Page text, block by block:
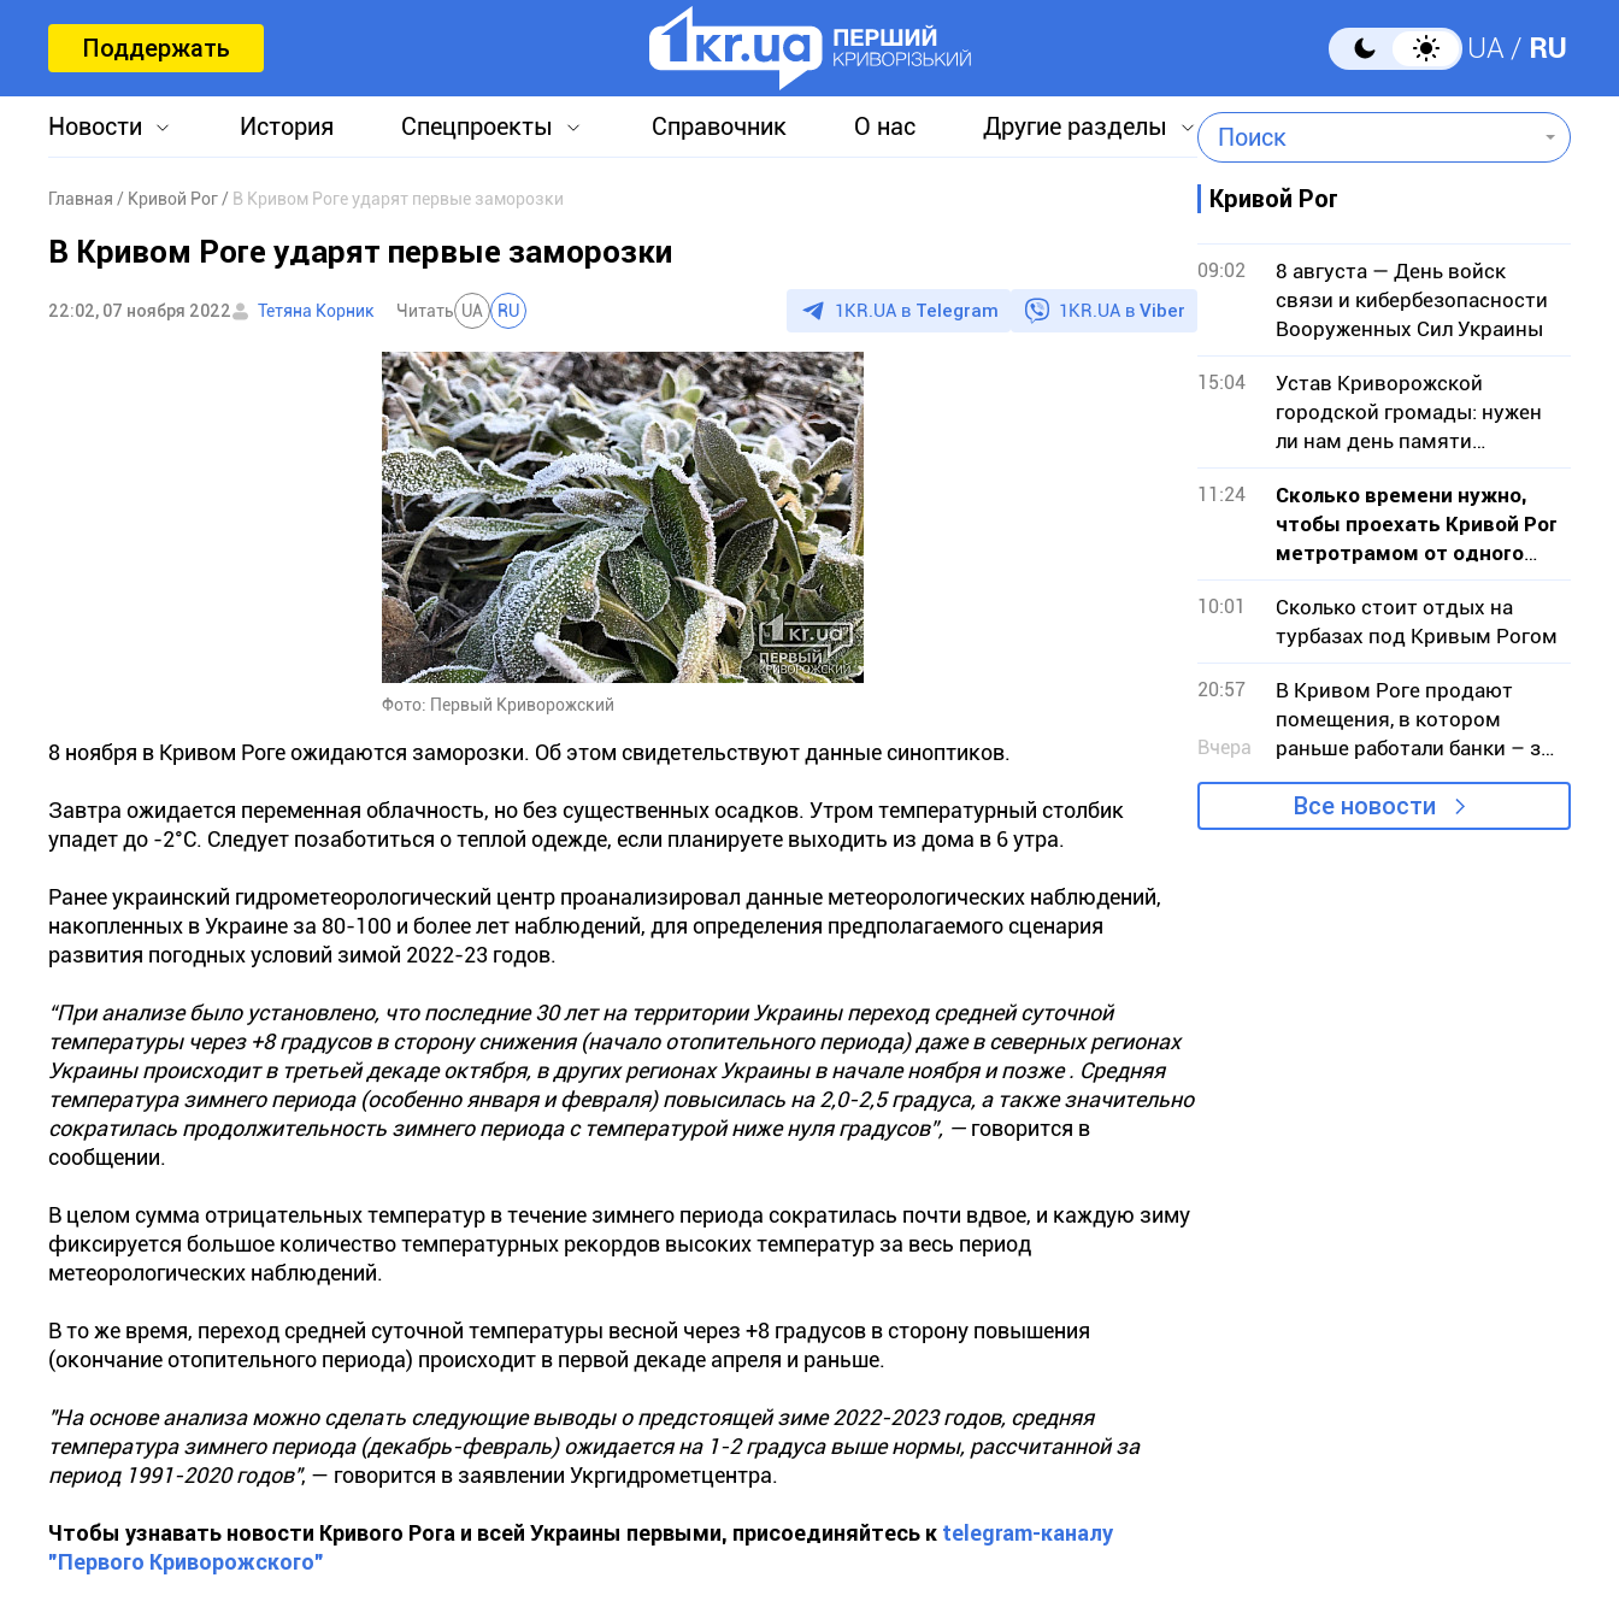
Поддержать UA RU
Новости История Спецпроекты Справочник О нас Другие разделы Поиск
Главная Кривой Рог В Кривом Роге ударят первые заморозки
В Кривом Роге ударят первые заморозки
22:02, 07 ноября 2022 Тетяна Корник Читать UA RU 1KR.UA в Telegram 1KR.UA в Viber
Фото: Первый Криворожский
8 ноября в Кривом Роге ожидаются заморозки. Об этом свидетельствуют данные синоптиков.
Завтра ожидается переменная облачность, но без существенных осадков. Утром температурный столбик
упадет до -2°С. Следует позаботиться о теплой одежде, если планируете выходить из дома в 6 утра.
Ранее украинский гидрометеорологический центр проанализировал данные метеорологических наблюдений,
накопленных в Украине за 80-100 и более лет наблюдений, для определения предполагаемого сценария
развития погодных условий зимой 2022-23 годов.
“При анализе было установлено, что последние 30 лет на территории Украины переход средней суточной
температуры через +8 градусов в сторону снижения (начало отопительного периода) даже в северных регионах
Украины происходит в третьей декаде октября, в других регионах Украины в начале ноября и позже . Средняя
температура зимнего периода (особенно января и февраля) повысилась на 2,0-2,5 градуса, а также значительно
сократилась продолжительность зимнего периода с температурой ниже нуля градусов”, — говорится в
сообщении.
В целом сумма отрицательных температур в течение зимнего периода сократилась почти вдвое, и каждую зиму
фиксируется большое количество температурных рекордов высоких температур за весь период
метеорологических наблюдений.
В то же время, переход средней суточной температуры весной через +8 градусов в сторону повышения
(окончание отопительного периода) происходит в первой декаде апреля и раньше.
"На основе анализа можно сделать следующие выводы о предстоящей зиме 2022-2023 годов, средняя
температура зимнего периода (декабрь-февраль) ожидается на 1-2 градуса выше нормы, рассчитанной за
период 1991-2020 годов", — говорится в заявлении Укргидрометцентра.
Чтобы узнавать новости Кривого Рога и всей Украины первыми, присоединяйтесь к telegram-каналу
"Первого Криворожского"
Кривой Рог
09:02
8 августа — День войск
связи и кибербезопасности
Вооруженных Сил Украины
15:04
Устав Криворожской
городской громады: нужен
ли нам день памяти
умерших городских голов?
11:24
Сколько времени нужно,
чтобы проехать Кривой Рог
метротрамом от одного
конца к другому
10:01
Сколько стоит отдых на
турбазах под Кривым Рогом
20:57
Вчера
В Кривом Роге продают
помещения, в котором
раньше работали банки – за
сколько миллионов гривен
Все новости